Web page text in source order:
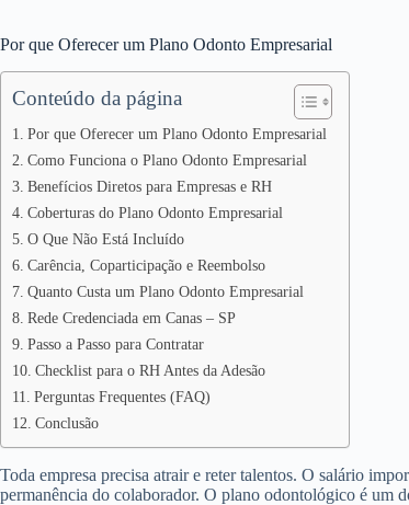
Por que Oferecer um Plano Odonto Empresarial
Conteúdo da página
Por que Oferecer um Plano Odonto Empresarial
Como Funciona o Plano Odonto Empresarial
Benefícios Diretos para Empresas e RH
Coberturas do Plano Odonto Empresarial
O Que Não Está Incluído
Carência, Coparticipação e Reembolso
Quanto Custa um Plano Odonto Empresarial
Rede Credenciada em Canas – SP
Passo a Passo para Contratar
Checklist para o RH Antes da Adesão
Perguntas Frequentes (FAQ)
Conclusão
Toda empresa precisa atrair e reter talentos. O salário
permanência do colaborador. O plano odontológico é um